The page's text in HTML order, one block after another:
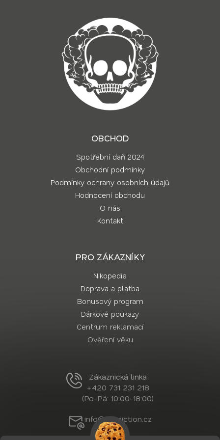
OBCHOD
Spotřební daň 2024
Obchodní podmínky
Podmínky ochrany osobních údajů
Hodnocení obchodu
O nás
Kontakt
PRO ZÁKAZNÍKY
Nikopedie
Doprava a platba
Bonusový program
Dárkové poukazy
Centrum reklamací
Ověření věku
Zákaznická linka
+420 731 231 218
(Po-Pá: 10:00-18:00)
info@nordiction.cz